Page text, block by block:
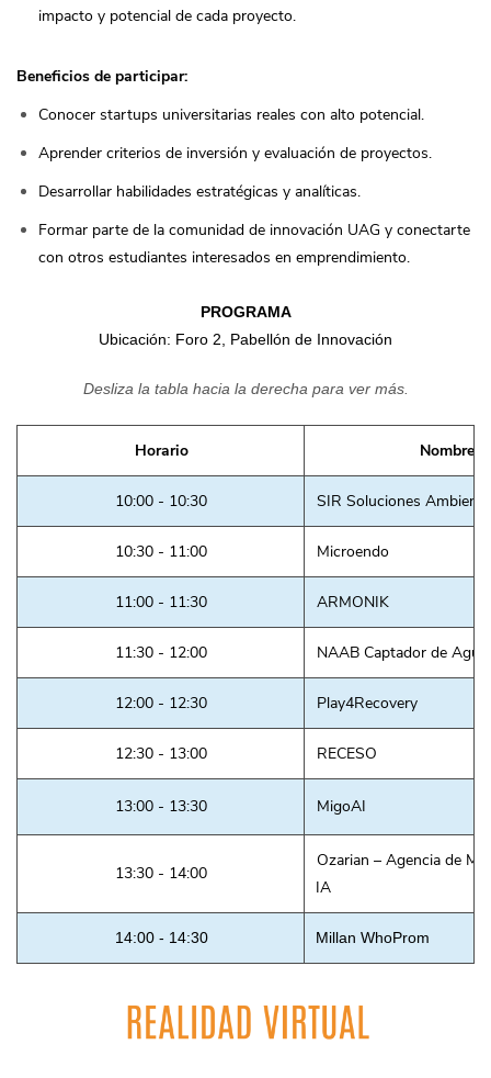
impacto y potencial de cada proyecto.
Beneficios de participar:
Conocer startups universitarias reales con alto potencial.
Aprender criterios de inversión y evaluación de proyectos.
Desarrollar habilidades estratégicas y analíticas.
Formar parte de la comunidad de innovación UAG y conectarte
con otros estudiantes interesados en emprendimiento.
PROGRAMA
Ubicación: Foro 2, Pabellón de Innovación
Desliza la tabla hacia la derecha para ver más.
Horario Nombre
10:00 - 10:30 SIR Soluciones
10:30 - 11:00 Microendo
11:00 - 11:30 ARMONIK
11:30 - 12:00 NAAB Captador de
12:00 - 12:30 Play4Recovery
12:30 - 13:00 RECESO
13:00 - 13:30 MigoAI
13:30 - 14:00
Ozarian – Agencia de
IA
14:00 - 14:30 Millan WhoProm